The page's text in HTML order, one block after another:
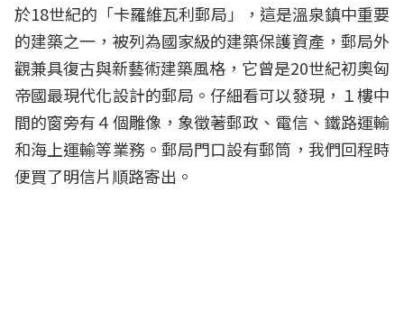
於18世紀的「卡羅維瓦利郵局」，這是溫泉鎮中重要
的建築之一，被列為國家級的建築保護資產，郵局外
觀兼具復古與新藝術建築風格，它曾是20世紀初奧匈
帝國最現代化設計的郵局。仔細看可以發現，１樓中
間的窗旁有４個雕像，象徵著郵政、電信、鐵路運輸
和海上運輸等業務。郵局門口設有郵筒，我們回程時
便買了明信片順路寄出。